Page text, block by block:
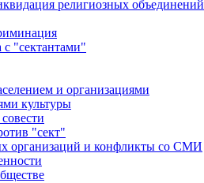
религиозных объединений
"сектантами"
и организациями
культуры
"сект"
организаций и конфликты со СМИ